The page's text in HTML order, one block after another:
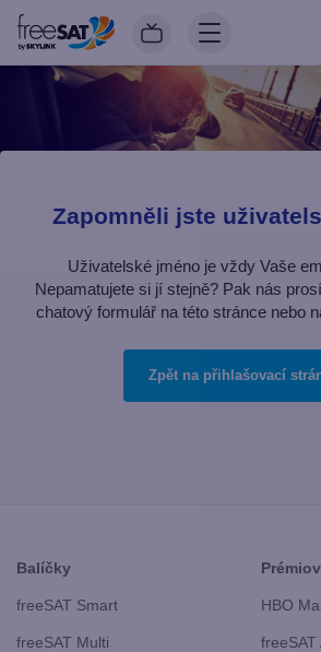
Zapomněli jste
Uživatelské jméno je vždy Vaše
Nepamatujete si jí stejně? Pak nás
chatový formulář na této stránce nebo
Zpět na přihlašovací
Balíčky
freeSAT Smart
freeSAT Multi
HBO
freeSAT